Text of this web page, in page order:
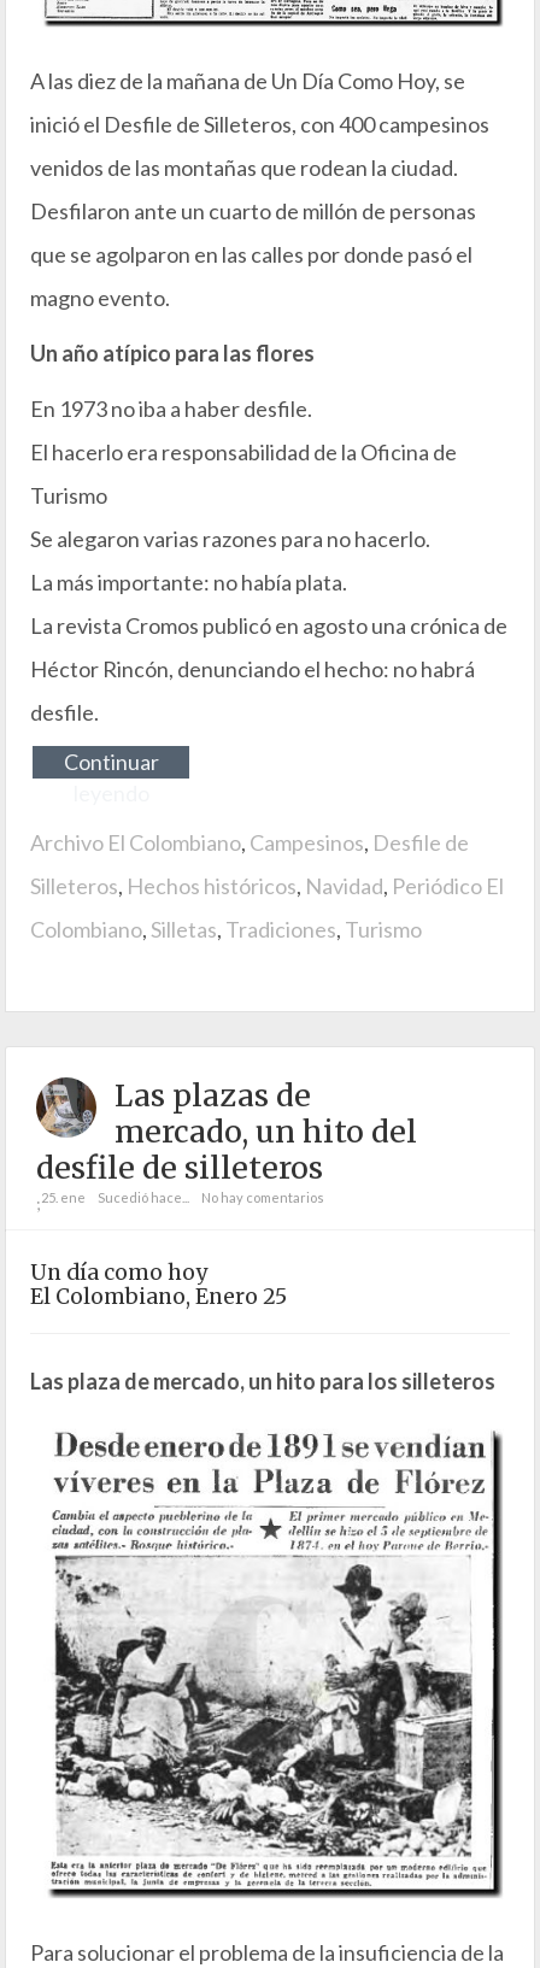
A las diez de la mañana de Un Día Como Hoy, se
inició el Desfile de Silleteros, con 400 campesinos
venidos de las montañas que rodean la ciudad.
Desfilaron ante un cuarto de millón de personas
que se agolparon en las calles por donde pasó el
magno evento.
Un año atípico para las flores
En 1973 no iba a haber desfile.
El hacerlo era responsabilidad de la Oficina de
Turismo
Se alegaron varias razones para no hacerlo.
La más importante: no había plata.
La revista Cromos publicó en agosto una crónica de
Héctor Rincón, denunciando el hecho: no habrá
desfile.
Continuar
Archivo El Colombiano, Campesinos, Desfile de
Silleteros, Hechos históricos, Navidad, Periódico El
Colombiano,Silletas, Tradiciones, Turismo
Las plazas de
mercado, un hito del
desfile de silleteros
;25. ene Sucedió hace... No hay comentarios
Un día como hoy
El Colombiano, Enero 25
Las plaza de mercado, un hito para los silleteros
Para solucionar el problema de la insuficiencia de la